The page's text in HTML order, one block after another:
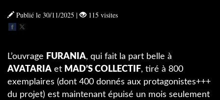
Publié le 30/11/2025 | 115 visites
L’ouvrage FURANIA, qui fait la part belle à
AVATARIA et MAD’S COLLECTIF, tiré à 800
exemplaires (dont 400 donnés aux protagonistes+++
du projet) est maintenant épuisé un mois seulement